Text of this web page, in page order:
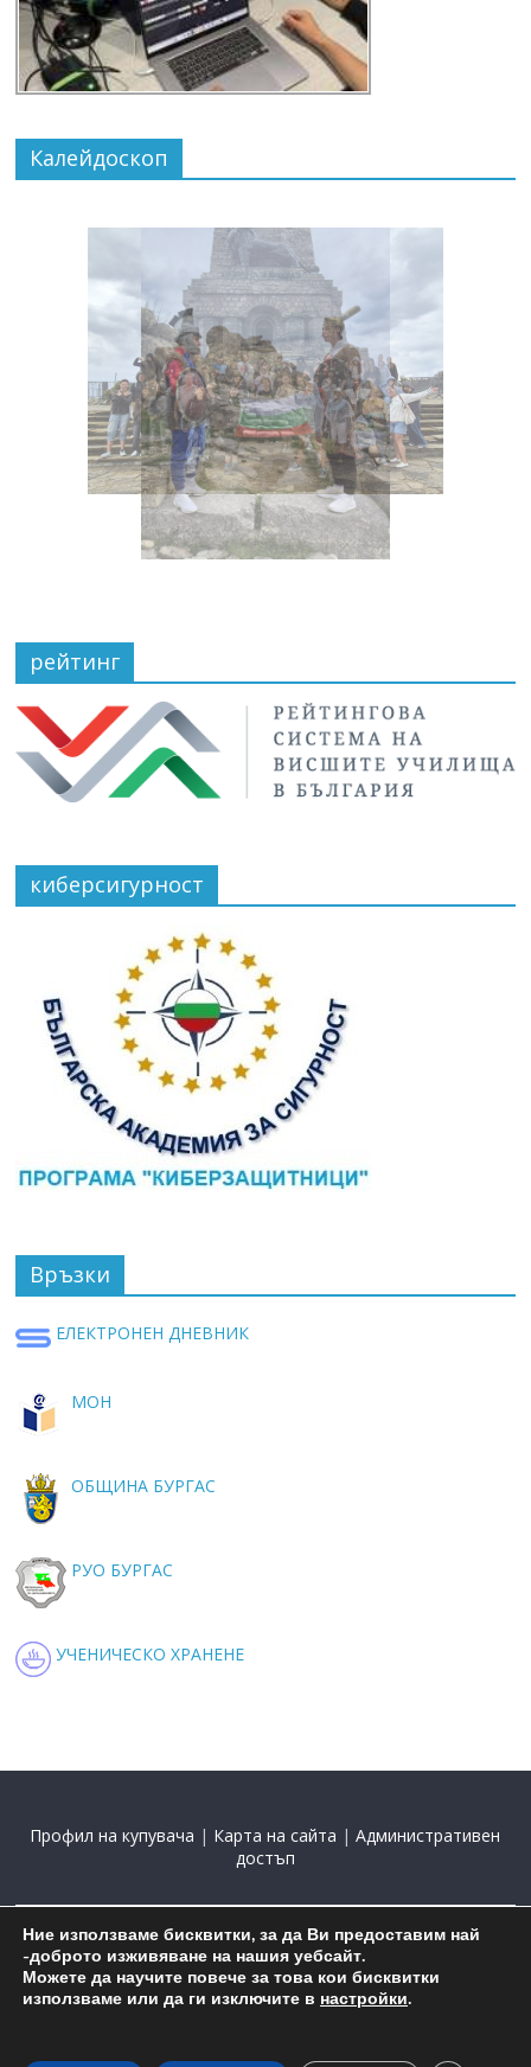
Калейдоскоп
рейтинг
киберсигурност
Връзки
ЕЛЕКТРОНЕН ДНЕВНИК
МОН
ОБЩИНА БУРГАС
РУО БУРГАС
УЧЕНИЧЕСКО ХРАНЕНЕ
Профил на купувача | Карта на сайта |Административен
достъп
2015-2025 С подкрепата наНиколай Комнев
Ние използваме бисквитки, за да Ви предоставим най
-доброто изживяване на нашия уебсайт.
Можете да научите повече за това кои бисквитки
използваме или да ги изключите в настройки.